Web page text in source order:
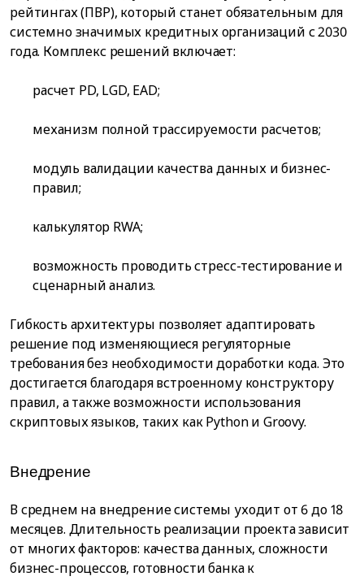
рейтингах (ПВР), который станет обязательным для
системно значимых кредитных организаций с 2030
года. Комплекс решений включает:
расчет PD, LGD, EAD;
механизм полной трассируемости расчетов;
модуль валидации качества данных и бизнес-
правил;
калькулятор RWA;
возможность проводить стресс-тестирование и
сценарный анализ.
Гибкость архитектуры позволяет адаптировать
решение под изменяющиеся регуляторные
требования без необходимости доработки кода. Это
достигается благодаря встроенному конструктору
правил, а также возможности использования
скриптовых языков, таких как Python и Groovy.
Внедрение
В среднем на внедрение системы уходит от 6 до 18
месяцев. Длительность реализации проекта зависит
от многих факторов: качества данных, сложности
бизнес-процессов, готовности банка к